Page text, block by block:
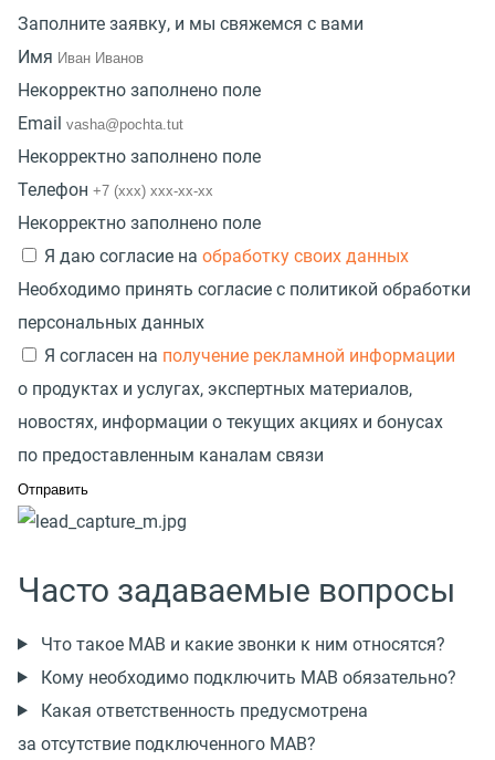
Заполните заявку, и мы свяжемся с вами
Имя
Некорректно заполнено поле
Email
Некорректно заполнено поле
Телефон
Некорректно заполнено поле
Я даю согласие на обработку своих данных
Необходимо принять согласие с политикой обработки
персональных данных
Я согласен на получение рекламной информации
о продуктах и услугах, экспертных материалов,
новостях, информации о текущих акциях и бонусах
по предоставленным каналам связи
Часто задаваемые вопросы
Что такое МАВ и какие звонки к ним относятся?
Кому необходимо подключить МАВ обязательно?
Какая ответственность предусмотрена
за отсутствие подключенного МАВ?